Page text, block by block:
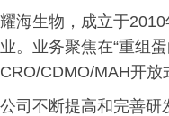
耀海生物，成立于
业。业务聚焦在“重组
CRO/CDMO/MAH开放
公司不断提高和完善研